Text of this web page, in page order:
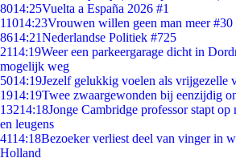
8014:25Vuelta a España 2026 #1
11014:23Vrouwen willen geen man meer #30
8614:21Nederlandse Politiek #725
2114:19Weer een parkeergarage dicht in
mogelijk weg
5014:19Jezelf gelukkig voelen als vrijgezelle
1914:19Twee zwaargewonden bij eenzijdig
13214:18Jonge Cambridge professor stapt op
en leugens
4114:18Bezoeker verliest deel van vinger in
Holland